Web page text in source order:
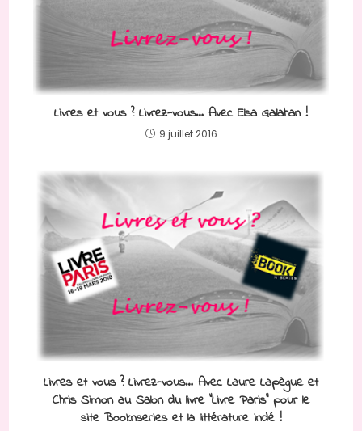
Livres et vous ? Livrez-vous… Avec Elsa Gallahan !
9 juillet 2016
Livres et vous ? Livrez-vous… Avec Laure Lapègue et
Chris Simon au Salon du livre “Livre Paris” pour le
site Booknseries et la littérature indé !